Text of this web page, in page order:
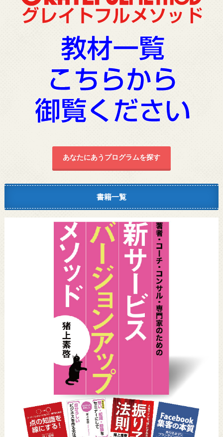
あなたにあうプログラムを探す
書籍一覧